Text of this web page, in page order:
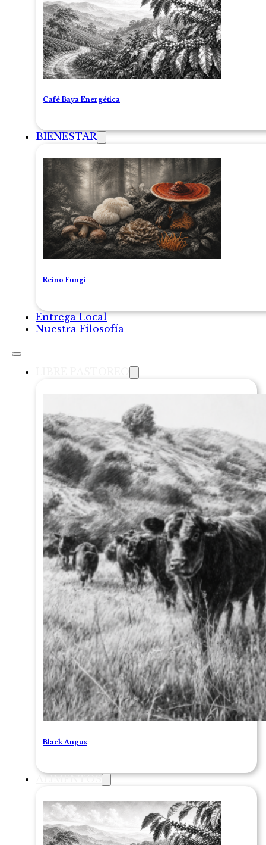
Café Baya Energética
BIENESTAR
Reino Fungi
Entrega Local
Nuestra Filosofía
Black Angus
ALIMENTOS